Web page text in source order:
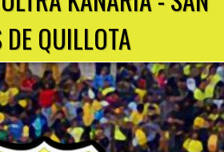
QUILLOTA